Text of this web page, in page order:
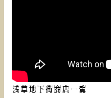
浅草地下街商店一覧